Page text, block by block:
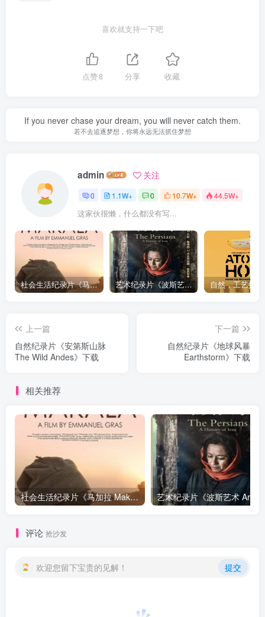
喜欢就支持一下吧
点赞8 分享 收藏
If you never chase your dream, you will never catch them.
若不去追逐梦想，你将永远无法抓住梦想
admin 关注
0 1.1W+ 0 10.7W+ 44.5W+
这家伙很懒，什么都没有写...
社会生活纪录片《马加拉 Makala》下载 艺术纪录片《波斯艺术 Art of Persia》下载
上一篇
自然纪录片《安第斯山脉
The Wild Andes》下载
下一篇
自然纪录片《地球风暴
Earthstorm》下载
相关推荐
社会生活纪录片《马加拉 Makala》下载
评论 抢沙发
欢迎您留下宝贵的见解！ 提交